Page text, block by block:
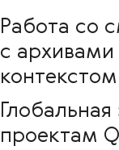
Работа со
с
проектам